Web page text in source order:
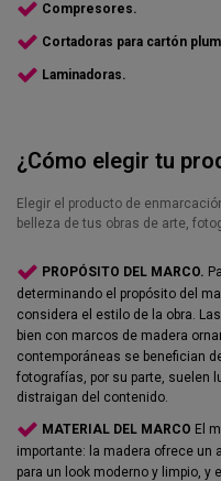
madera y aluminio
TRO-P350
Desde
Compresores.
Cortadoras para cartón
Laminadoras.
¿Cómo elegir tu
Elegir el producto de
belleza de tus obras de arte,
PROPÓSITO DEL MARCO.
determinando el propósito del
considera el estilo de la obra.
bien con marcos de madera
contemporáneas se benefician
fotografías, por su parte, suelen
distraigan del contenido.
MATERIAL DEL MARCO El
importante: la madera ofrece un
para un look moderno y limpio, y